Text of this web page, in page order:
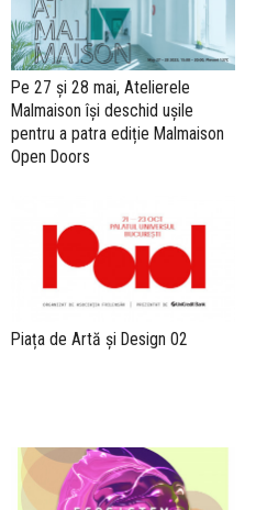
Pe 27 și 28 mai, Atelierele
Malmaison își deschid ușile
pentru a patra ediție Malmaison
Open Doors
Piața de Artă și Design 02